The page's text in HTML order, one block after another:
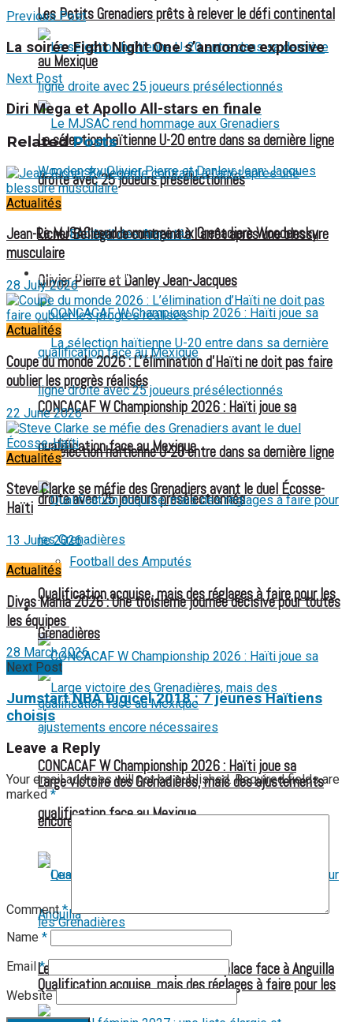
Les Petits Grenadiers prêts à relever le défi continental
au Mexique
Le MJSAC rend hommage aux Grenadiers Woodensky
Olivier Pierre et Danley Jean-Jacques
La sélection haïtienne U-20 entre dans sa dernière ligne
droite avec 25 joueurs présélectionnés
Football des Amputés
FOOTBALL FÉMININ
CONCACAF W Championship 2026 : Haïti joue sa
qualification face au Mexique
Qualification acquise, mais des réglages à faire pour les
La sélection haïtienne U-20 entre dans sa dernière ligne
droite avec 25 joueurs présélectionnés
Football des Amputés
FOOTBALL FÉMININ
CONCACAF W Championship 2026 : Haïti joue sa
qualification face au Mexique
Qualification acquise, mais des réglages à faire pour les
Grenadières
Large victoire des Grenadières, mais des ajustements
encore nécessaires
Les Grenadières visent la première place face à Anguilla
Previous Post
La soirée Fight Night One s’annonce explosive
Next Post
Diri Mega et Apollo All-stars en finale
RelatedPosts
Actualités
Jean-Ricner Bellegarde contraint à l’arrêt après une blessure
musculaire
28 July 2026
Actualités
Coupe du monde 2026 : L’élimination d’Haïti ne doit pas faire
oublier les progrès réalisés
22 June 2026
Actualités
Steve Clarke se méfie des Grenadiers avant le duel Écosse-
Haïti
13 June 2026
Actualités
Divas Mania 2026 : Une troisième journée décisive pour toutes
les équipes
28 March 2026
Next Post
Jumstart NBA Digicel 2018 : 7 jeunes Haïtiens
choisis
Leave a Reply
Your email address will not be published. Required fields are
marked *
Comment*
Name *
Email*
Website